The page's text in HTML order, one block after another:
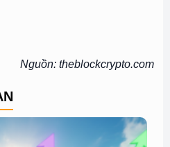
Nguồn: theblockcrypto.com